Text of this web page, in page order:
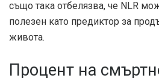
също така отбелязва, че NLR
полезен като предиктор за
живота.
Процент на